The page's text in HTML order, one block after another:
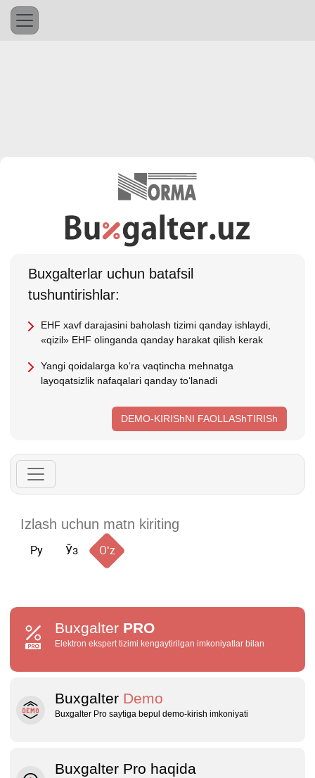
Buхgalterlar uchun batafsil
tushuntirishlar:
EHF хavf darajasini baholash tizimi qanday ishlaydi,
«qizil» EHF olinganda qanday harakat qilish kerak
Yangi qoidalarga koʻra vaqtincha mehnatga
layoqatsizlik nafaqalari qanday toʻlanadi
DEMO-KIRIShNI FAOLLAShTIRISh
Ру Ўз Oʻz
Buxgalter PRO
Elektron ekspert tizimi kengaytirilgan imkoniyatlar bilan
Buxgalter Demo
Buxgalter Pro saytiga bepul demo‑kirish imkoniyati
Buxgalter Pro haqida